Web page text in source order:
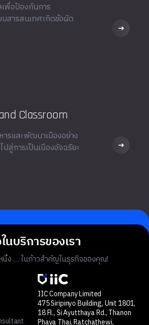
พื่อป้องกันการ
สารสนเทศเกิดข้อผิด
Classroom
ารและพัฒนาเมืองอย่าง
สู่การเป็นเมืองอัจฉริยะ
บริการของเรา
นึ่ง … ในก้าวสำคัญในธุรกิจของคุณ!
IIC Company Limited
475 Siripinyo Building, Unit 1801,
18 Fl., Si Ayutthaya Rd., Thanon
Phaya Thai, Ratchathewi,